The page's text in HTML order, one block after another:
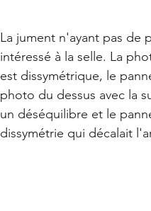
La jument n'ayant pas de
intéressé à la selle. La
est dissymétrique, le
photo du dessus avec la
un déséquilibre et le
dissymétrie qui décalait